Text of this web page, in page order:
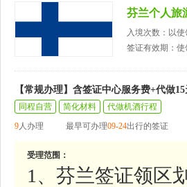
芬兰个人旅
入境次数：以
签证有效期：
【常规办理】含签证中心服务费+代做
同程自营 简化材料
代做机酒行程
9人办理 最早可办理09-24出行的签证
受理范围：
1、芬兰签证领区